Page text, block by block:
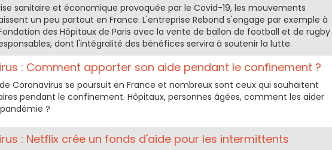
sanitaire et économique provoquée par le Covid-19, les mouvements
un peu partout en France. L'entreprise Rebond s'engage par exemple à
des Hôpitaux de Paris avec la vente de ballon de football et de rugby
dont l'intégralité des bénéfices servira à soutenir la lutte.
: Comment apporter son aide pendant le confinement ?
Coronavirus se poursuit en France et nombreux sont ceux qui souhaitent
pendant le confinement. Hôpitaux, personnes âgées, comment les aider
?
: Netflix crée un fonds d'aide pour les intermittents